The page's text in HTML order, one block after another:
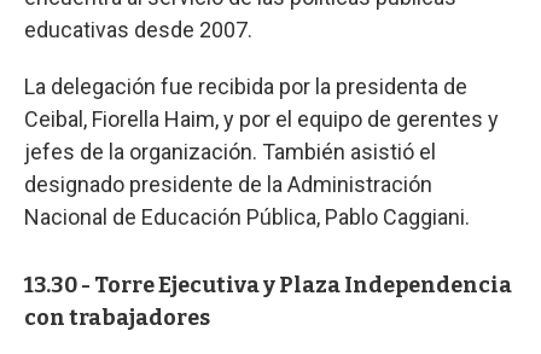
educativas desde 2007.
La delegación fue recibida por la presidenta de
Ceibal, Fiorella Haim, y por el equipo de gerentes y
jefes de la organización. También asistió el
designado presidente de la Administración
Nacional de Educación Pública, Pablo Caggiani.
13.30 - Torre Ejecutiva y Plaza Independencia
con trabajadores